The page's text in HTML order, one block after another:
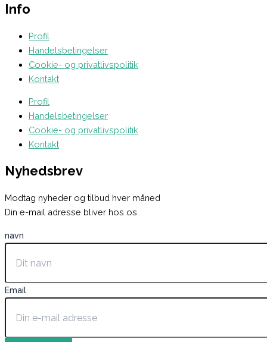
Info
Profil
Handelsbetingelser
Cookie- og privatlivspolitik
Kontakt
Profil
Handelsbetingelser
Cookie- og privatlivspolitik
Kontakt
Nyhedsbrev
Modtag nyheder og tilbud hver måned
Din e-mail adresse bliver hos os
navn
Email